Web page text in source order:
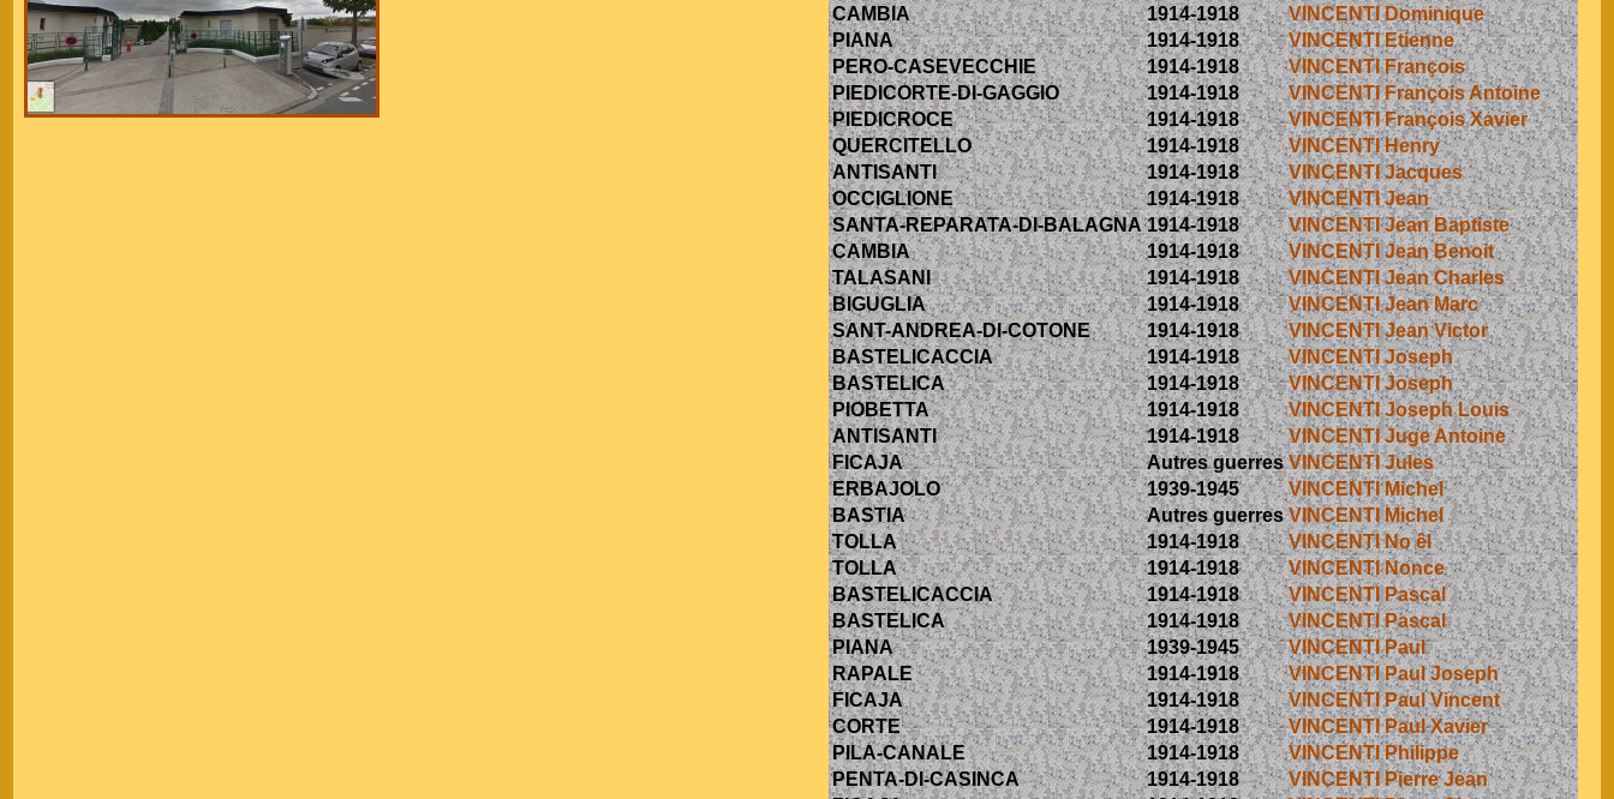
CAMBIA
1914-1918
VINCENTI Dominique
PIANA
1914-1918
VINCENTI Etienne
PERO-CASEVECCHIE
1914-1918
VINCENTI François
PIEDICORTE-DI-GAGGIO
1914-1918
VINCENTI François Antoine
PIEDICROCE
1914-1918
VINCENTI François Xavier
QUERCITELLO
1914-1918
VINCENTI Henry
ANTISANTI
1914-1918
VINCENTI Jacques
OCCIGLIONE
1914-1918
VINCENTI Jean
SANTA-REPARATA-DI-BALAGNA 1914-1918
VINCENTI Jean Baptiste
CAMBIA
1914-1918
VINCENTI Jean Benoit
TALASANI
1914-1918
VINCENTI Jean Charles
BIGUGLIA
1914-1918
VINCENTI Jean Marc
SANT-ANDREA-DI-COTONE
1914-1918
VINCENTI Jean Victor
BASTELICACCIA
1914-1918
VINCENTI Joseph
BASTELICA
1914-1918
VINCENTI Joseph
PIOBETTA
1914-1918
VINCENTI Joseph Louis
ANTISANTI
1914-1918
VINCENTI Juge Antoine
FICAJA
Autres guerres VINCENTI Jules
ERBAJOLO
1939-1945
VINCENTI Michel
BASTIA
Autres guerres VINCENTI Michel
TOLLA
1914-1918
VINCENTI No êl
TOLLA
1914-1918
VINCENTI Nonce
BASTELICACCIA
1914-1918
VINCENTI Pascal
BASTELICA
1914-1918
VINCENTI Pascal
PIANA
1939-1945
VINCENTI Paul
RAPALE
1914-1918
VINCENTI Paul Joseph
FICAJA
1914-1918
VINCENTI Paul Vincent
CORTE
1914-1918
VINCENTI Paul Xavier
PILA-CANALE
1914-1918
VINCENTI Philippe
PENTA-DI-CASINCA
1914-1918
VINCENTI Pierre Jean